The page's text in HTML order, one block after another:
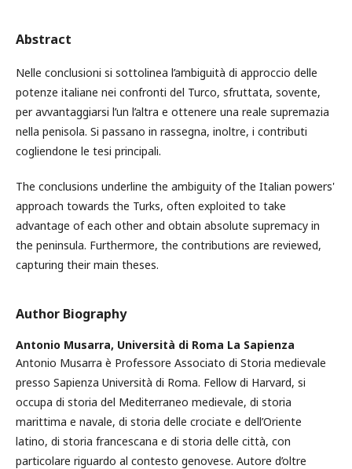
Abstract
Nelle conclusioni si sottolinea l’ambiguità di approccio delle
potenze italiane nei confronti del Turco, sfruttata, sovente,
per avvantaggiarsi l’un l’altra e ottenere una reale supremazia
nella penisola. Si passano in rassegna, inoltre, i contributi
cogliendone le tesi principali.
The conclusions underline the ambiguity of the Italian powers'
approach towards the Turks, often exploited to take
advantage of each other and obtain absolute supremacy in
the peninsula. Furthermore, the contributions are reviewed,
capturing their main theses.
Author Biography
Antonio Musarra, Università di Roma La Sapienza
Antonio Musarra è Professore Associato di Storia medievale
presso Sapienza Università di Roma. Fellow di Harvard, si
occupa di storia del Mediterraneo medievale, di storia
marittima e navale, di storia delle crociate e dell’Oriente
latino, di storia francescana e di storia delle città, con
particolare riguardo al contesto genovese. Autore d’oltre